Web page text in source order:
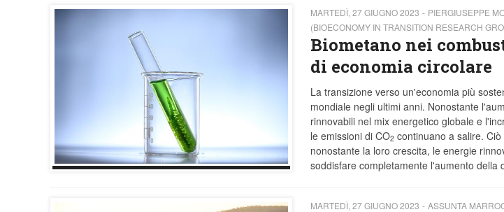
MARTEDÌ, 27 GIUGNO 2023
PIERGIUSEPPE
(BIOECONOMY IN TRANSITION RESEARCH
Biometano nei
di economia circolare
La transizione verso un'economia più
mondiale negli ultimi anni. Nonostante
rinnovabili nel mix energetico globale e
le emissioni di CO2continuano a salire.
nonostante la loro crescita, le energie
soddisfare completamente l'aumento della
MARTEDÌ, 27 GIUGNO 2023
ASSUNTA